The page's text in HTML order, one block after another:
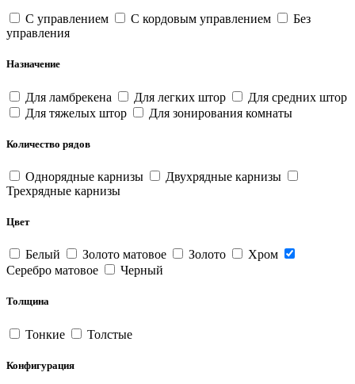
С управлением С кордовым управлением
Без
управления
Назначение
Для ламбрекена Для легких штор
Для средних штор
Для тяжелых штор
Для зонирования комнаты
Количество рядов
Однорядные карнизы
Двухрядные карнизы
Трехрядные карнизы
Цвет
Белый Золото матовое Золото
Хром
Серебро матовое
Черный
Толщина
Тонкие Толстые
Конфигурация